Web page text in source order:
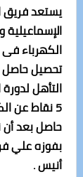
يستعد فريق
الكهرباء فى
تحصيل حاصل
التأهل
5 نقاط عن
حاصل بعد
بفوزه علي
أنيس .